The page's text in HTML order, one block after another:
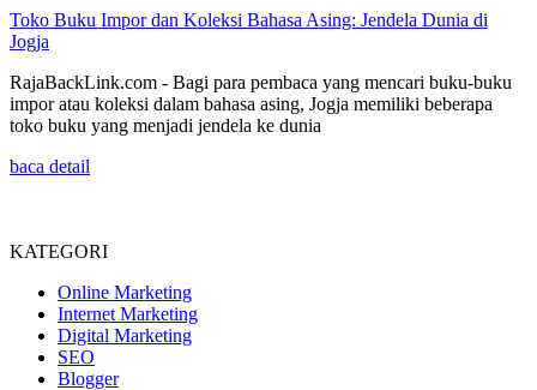
Toko Buku Impor dan Koleksi Bahasa Asing: Jendela Dunia di
Jogja
RajaBackLink.com - Bagi para pembaca yang mencari buku-buku
impor atau koleksi dalam bahasa asing, Jogja memiliki beberapa
toko buku yang menjadi jendela ke dunia
baca detail
KATEGORI
Online Marketing
Internet Marketing
Digital Marketing
SEO
Blogger